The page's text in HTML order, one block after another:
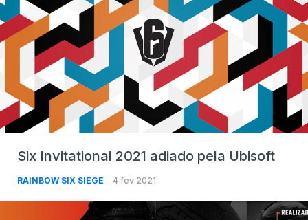
Six Invitational 2021 adiado pela Ubisoft
RAINBOW SIX SIEGE 4 fev 2021